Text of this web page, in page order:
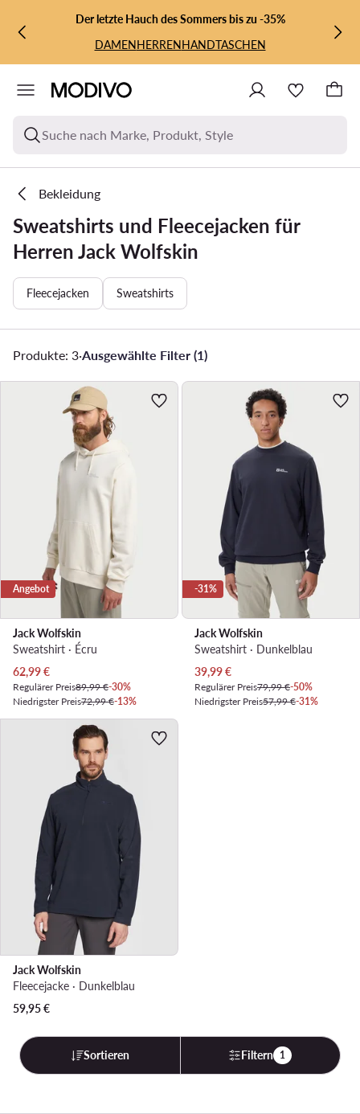
ZUM HAUPTINHALT SPRINGEN
ZUR SUCHEDer letzte Hauch des Sommers bis zu -35%
DAMENHERRENHANDTASCHEN
Suche nach Marke, Produkt, Style
Bekleidung
Sweatshirts und Fleecejacken für
Herren Jack Wolfskin
Fleecejacken Sweatshirts
Produkte: 3·Ausgewählte Filter (1)
Angebot
Jack Wolfskin
Sweatshirt · Écru
Aktueller Preis
62,99€
Regulärer Preis89,99 €-30%
Niedrigster Preis72,99 €-13%
-31%
Jack Wolfskin
Sweatshirt · Dunkelblau
Aktueller Preis
39,99€
Regulärer Preis79,99 €-50%
Niedrigster Preis57,99 €-31%
Jack Wolfskin
Fleecejacke · Dunkelblau
59,95€
Sortieren Filtern 1